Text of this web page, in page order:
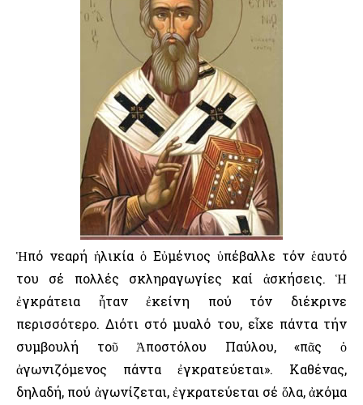
Ἡπό νεαρή ἡλικία ὁ Εὐμένιος ὑπέβαλλε τόν ἑαυτό
του σέ πολλές σκληραγωγίες καί ἀσκήσεις. Ἡ
ἐγκράτεια ἦταν ἐκείνη πού τόν διέκρινε
περισσότερο. Διότι στό μυαλό του, εἶχε πάντα τήν
συμβουλή τοῦ Ἀποστόλου Παύλου, «πᾶς ὁ
ἀγωνιζόμενος πάντα ἐγκρατεύεται». Καθένας,
δηλαδή, πού ἀγωνίζεται, ἐγκρατεύεται σέ ὅλα, ἀκόμα